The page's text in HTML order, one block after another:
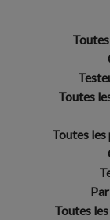
Toutes
Toutes
Toutes